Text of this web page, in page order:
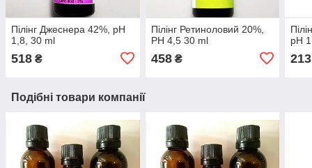
Пілінг Джеснера 42%, pH
1,8, 30 ml
518 ₴
Пілінг Ретиноловий 20%,
РН 4,5 30 ml
458₴
pH
213
Подібні товари компанії